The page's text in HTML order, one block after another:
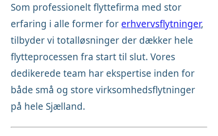
Som professionelt flyttefirma med stor
erfaring i alle former for erhvervsflytninger,
tilbyder vi totalløsninger der dækker hele
flytteprocessen fra start til slut. Vores
dedikerede team har ekspertise inden for
både små og store virksomhedsflytninger
på hele Sjælland.